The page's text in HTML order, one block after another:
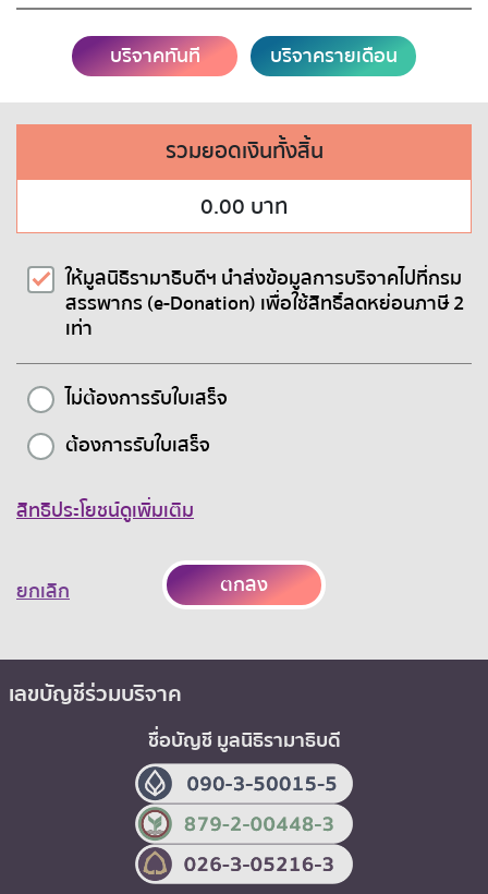
บริจาคทันที บริจาครายเดือน
รวมยอดเงินทั้งสิ้น
0.00 บาท
ให้มูลนิธิรามาธิบดีฯ นำส่งข้อมูลการบริจาคไปที่กรม
สรรพากร (e-Donation) เพื่อใช้สิทธิ์ลดหย่อนภาษี 2
เท่า
ไม่ต้องการรับใบเสร็จ
ต้องการรับใบเสร็จ
สิทธิประโยชน์ดูเพิ่มเติม
ยกเลิก ตกลง
เลขบัญชีร่วมบริจาค
ชื่อบัญชี มูลนิธิรามาธิบดี